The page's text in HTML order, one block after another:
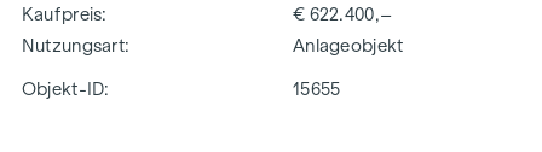
Kaufpreis
€ 622.400,–
Nutzungsart
Anlageobjekt
Objekt-ID: 15655